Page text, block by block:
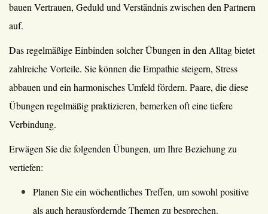
bauen Vertrauen, Geduld und Verständnis zwischen den Partnern
auf.
Das regelmäßige Einbinden solcher Übungen in den Alltag bietet
zahlreiche Vorteile. Sie können die Empathie steigern, Stress
abbauen und ein harmonisches Umfeld fördern. Paare, die diese
Übungen regelmäßig praktizieren, bemerken oft eine tiefere
Verbindung.
Erwägen Sie die folgenden Übungen, um Ihre Beziehung zu
vertiefen:
Planen Sie ein wöchentliches Treffen, um sowohl positive
als auch herausfordernde Themen zu besprechen.